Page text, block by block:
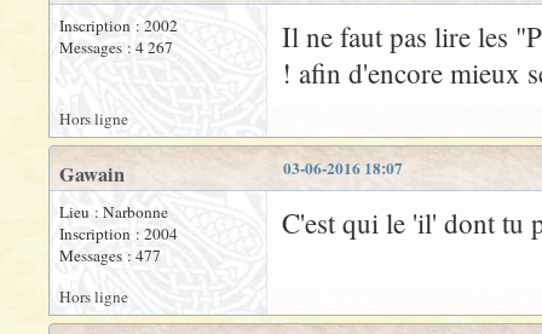
Inscription : 2002
Messages : 4 267
Il ne faut pas lire les
! afin d'encore mieux
Hors ligne
03-06-2016 18:07
Gawain
Lieu : Narbonne
Inscription : 2004
Messages : 477
C'est qui le 'il' dont tu
Hors ligne